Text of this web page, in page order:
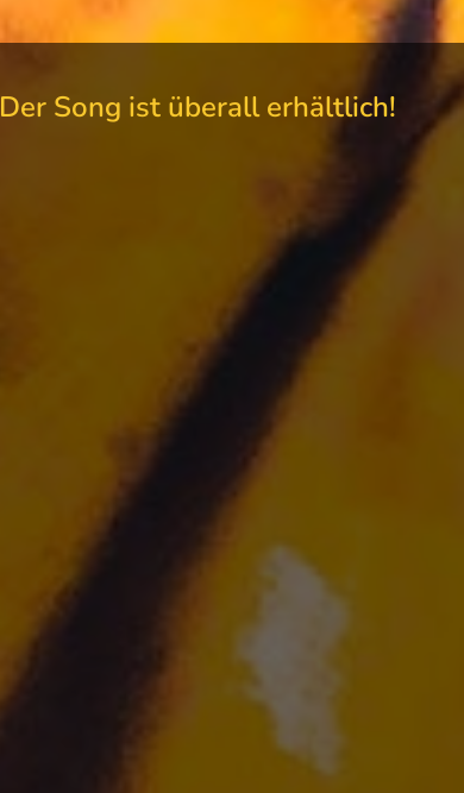
Der Song ist überall erhältlich!